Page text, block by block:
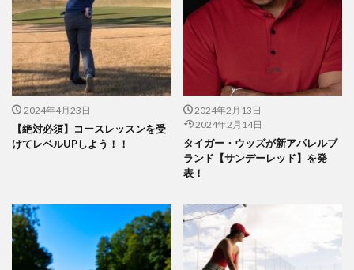
2024年4月23日
【絶対必須】コースレッスンを受
けてレベルUPしよう！！
2024年2月13日
2024年2月14日
タイガー・ウッズが新アパレルブ
ランド【サンデーレッド】を発
表！